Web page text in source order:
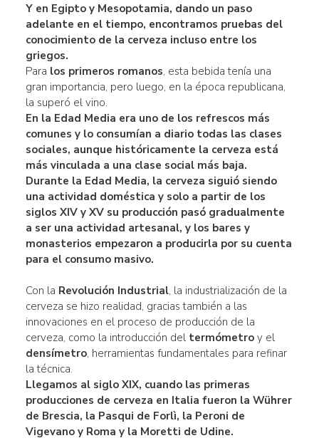
Y en Egipto y Mesopotamia, dando un paso
adelante en el tiempo, encontramos pruebas del
conocimiento de la cerveza incluso entre los
griegos.
Para los primeros romanos, esta bebida tenía una
gran importancia, pero luego, en la época republicana,
la superó el vino.
En la Edad Media era uno de los refrescos más
comunes y lo consumían a diario todas las clases
sociales, aunque históricamente la cerveza está
más vinculada a una clase social más baja.
Durante la Edad Media, la cerveza siguió siendo
una actividad doméstica ysolo a partir de los
siglos XIV y XV su producción pasó gradualmente
a ser una actividad artesanal, y los bares y
monasterios empezaron a producirla por su cuenta
para el consumo masivo.
Con la Revolución Industrial, la industrialización de la
cerveza se hizo realidad, gracias también a las
innovaciones en el proceso de producción de la
cerveza, como la introducción del termómetroy el
densímetro, herramientas fundamentales para refinar
la técnica.
Llegamos al siglo XIX, cuando las primeras
producciones de cerveza en Italia fueron la Wührer
de Brescia, la Pasqui de Forlì, la Peroni de
Vigevano y Roma y la Moretti de Udine.